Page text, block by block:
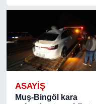
ASAYIŞ
Muş-Bingöl kara